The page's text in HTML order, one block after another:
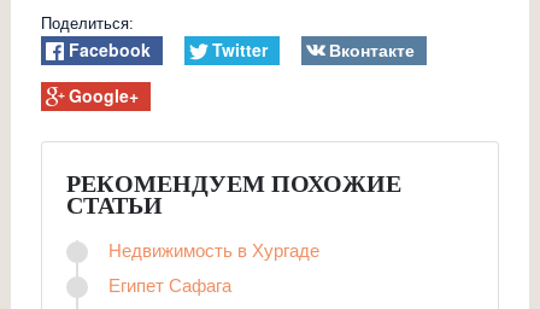
Поделиться:
Facebook Twitter
Вконтакте
Google+
РЕКОМЕНДУЕМ ПОХОЖИЕ
СТАТЬИ
Недвижимость в Хургаде
Египет Сафага